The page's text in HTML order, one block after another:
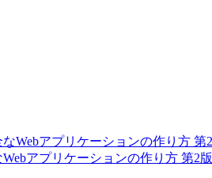
アプリケーションの作り方 第2版